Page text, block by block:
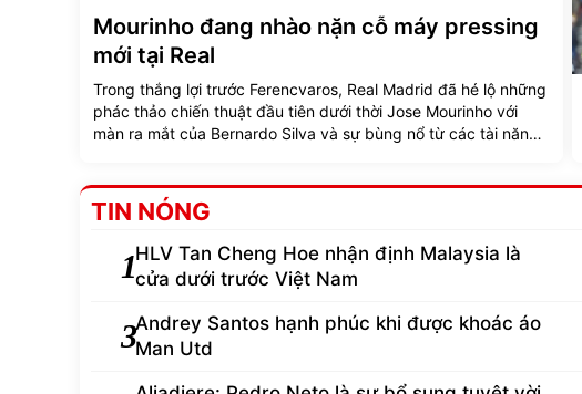
Mourinho đang nhào nặn cỗ máy pressing
mới tại Real
Trong thắng lợi trước Ferencvaros, Real Madrid đã hé lộ những
phác thảo chiến thuật đầu tiên dưới thời Jose Mourinho với
màn ra mắt của Bernardo Silva và sự bùng nổ từ các tài năng
TIN NÓNG
1HLV Tan Cheng Hoe nhận định Malaysia là
cửa dưới trước Việt Nam
3Andrey Santos hạnh phúc khi được khoác áo
Man Utd